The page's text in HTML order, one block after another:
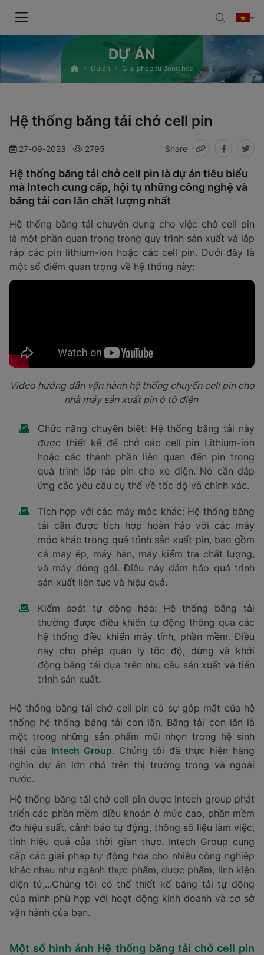
DỰ ÁN
Dự án Giải pháp tự động hóa
Hệ thống băng tải chở cell pin
27-09-2023 2795 Share
Hệ thống băng tải chở cell pin là dự án tiêu biểu
mà Intech cung cấp, hội tụ những công nghệ và
băng tải con lăn chất lượng nhất
Hệ thống băng tải chuyên dụng cho việc chở cell pin
là một phần quan trọng trong quy trình sản xuất và lắp
ráp các pin lithium-ion hoặc các cell pin. Dưới đây là
một số điểm quan trọng về hệ thống này:
Video hướng dẫn vận hành hệ thống chuyển cell pin cho
nhà máy sản xuất pin ô tô điện
Chức năng chuyên biệt: Hệ thống băng tải này
được thiết kế để chở các cell pin Lithium-ion
hoặc các thành phần liên quan đến pin trong
quá trình lắp ráp pin cho xe điện. Nó cần đáp
ứng các yêu cầu cụ thể về tốc độ và chính xác.
Tích hợp với các máy móc khác: Hệ thống băng
tải cần được tích hợp hoàn hảo với các máy
móc khác trong quá trình sản xuất pin, bao gồm
cả máy ép, máy hàn, máy kiểm tra chất lượng,
và máy đóng gói. Điều này đảm bảo quá trình
sản xuất liên tục và hiệu quả.
Kiểm soát tự động hóa: Hệ thống băng tải
thường được điều khiển tự động thông qua các
hệ thống điều khiển máy tính, phần mềm. Điều
này cho phép quản lý tốc độ, dừng và khởi
động băng tải dựa trên nhu cầu sản xuất và tiến
trình sản xuất.
Hệ thống băng tải chở cell pin có sự góp mặt của hệ
thống hệ thống băng tải con lăn. Băng tải con lăn là
một trong những sản phẩm mũi nhọn trong hệ sinh
thái của Intech Group. Chúng tôi đã thực hiện hàng
nghìn dự án lớn nhỏ trên thị trường trong và ngoài
nước.
Hệ thống băng tải chở cell pin được Intech group phát
triển các phần mềm điều khoản ở mức cao, phần mềm
đo hiệu suất, cảnh báo tự động, thông số liệu làm việc,
tính hiệu quả của thời gian thực. Intech Group cung
cấp các giải pháp tự động hóa cho nhiều công nghiệp
khác nhau như ngành thực phẩm, dược phẩm, linh kiện
điện tử,...Chúng tôi có thể thiết kế băng tải tự động
của mình phù hợp với hoạt động kinh doanh và cơ sở
vận hành của bạn.
Một số hình ảnh Hệ thống băng tải chở cell pin